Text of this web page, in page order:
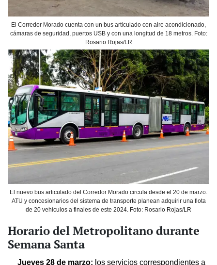
El Corredor Morado cuenta con un bus articulado con aire acondicionado,
cámaras de seguridad, puertos USB y con una longitud de 18 metros. Foto:
Rosario Rojas/LR
El nuevo bus articulado del Corredor Morado circula desde el 20 de marzo.
ATU y concesionarios del sistema de transporte planean adquirir una flota
de 20 vehículos a finales de este 2024. Foto: Rosario Rojas/LR
Horario del Metropolitano durante
Semana Santa
Jueves 28 de marzo: los servicios correspondientes a